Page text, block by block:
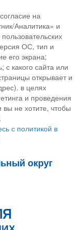
на
Аналитика» и
ОС, тип и
его экрана;
с какого сайта или
открывает и
в целях
и проведения
вы не хотите, чтобы
с политикой в